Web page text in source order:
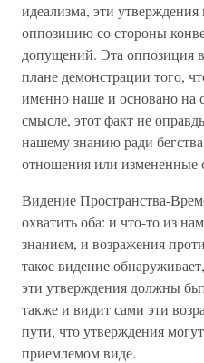
идеализма, эти
оппозицию со стороны
допущений. Эта оппозиция
плане демонстрации того,
именно наше и основано на
смысле, этот факт не
нашему знанию ради
отношения или измененные
Видение Пространства-
охватить оба: и что-то из
знанием, и возражения
такое видение
эти утверждения должны
также и видит сами эти
пути, что утверждения
приемлемом виде.